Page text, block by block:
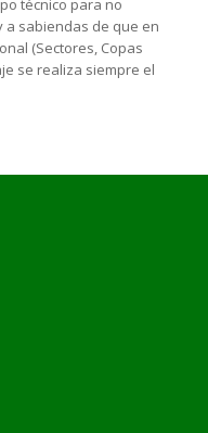
técnico para no
a sabiendas de que en
(Sectores, Copas
se realiza siempre el